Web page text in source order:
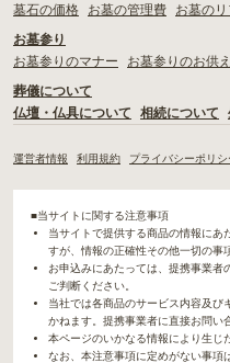
墓石の価格
お墓の管理費
お墓の
お墓参り
お墓参りのマナー
お墓参りのお供え
葬儀について
仏壇・仏具について
相続について
運営者情報 利用規約 プライバシーポリシ
■当サイトに関する注意事項
当サイトで提供する商品の情報にあ
すが、情報の正確性その他一切の事
お申込みにあたっては、提携事業者
ご判断ください。
当社では各商品のサービス内容及び
かねます。提携事業者に直接お問い
本ページのいかなる情報により生じ
なお、本注意事項に定めがない事項